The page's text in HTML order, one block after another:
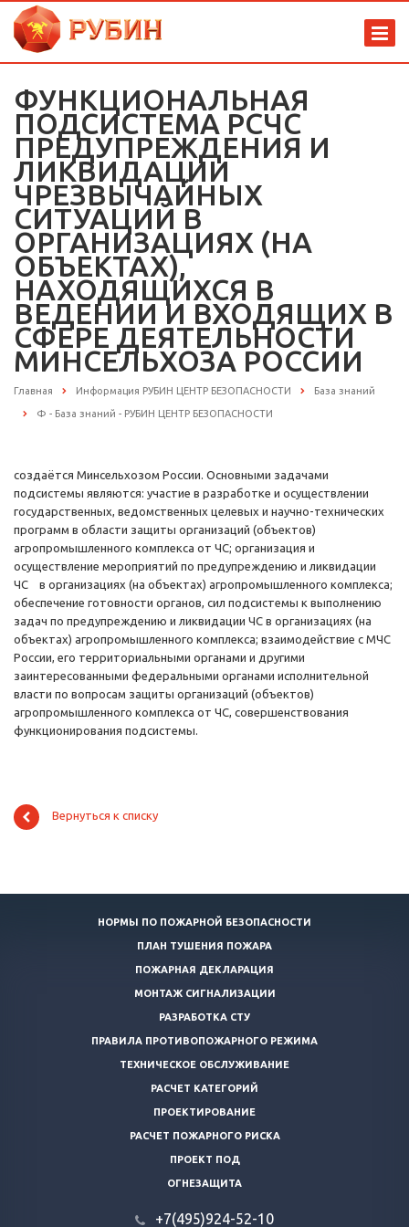
ФУНКЦИОНАЛЬНАЯ
ПОДСИСТЕМА РСЧС
ПРЕДУПРЕЖДЕНИЯ И
ЛИКВИДАЦИИ
ЧРЕЗВЫЧАЙНЫХ
СИТУАЦИЙ В
ОРГАНИЗАЦИЯХ (НА
ОБЪЕКТАХ),
НАХОДЯЩИХСЯ В
ВЕДЕНИИ И ВХОДЯЩИХ В
СФЕРЕ ДЕЯТЕЛЬНОСТИ
МИНСЕЛЬХОЗА РОССИИ
Главная Информация РУБИН ЦЕНТР БЕЗОПАСНОСТИ База знаний
Ф - База знаний - РУБИН ЦЕНТР БЕЗОПАСНОСТИ
создаётся Минсельхозом России. Основными задачами
подсистемы являются: участие в разработке и осуществлении
государственных, ведомственных целевых и научно-технических
программ в области защиты организаций (объектов)
агропромышленного комплекса от ЧС; организация и
осуществление мероприятий по предупреждению и ликвидации
ЧС в организациях (на объектах) агропромышленного комплекса;
обеспечение готовности органов, сил подсистемы к выполнению
задач по предупреждению и ликвидации ЧС в организациях (на
объектах) агропромышленного комплекса; взаимодействие с МЧС
России, его территориальными органами и другими
заинтересованными федеральными органами исполнительной
власти по вопросам защиты организаций (объектов)
агропромышленного комплекса от ЧС, совершенствования
функционирования подсистемы.
Вернуться к списку
НОРМЫ ПО ПОЖАРНОЙ БЕЗОПАСНОСТИ
ПЛАН ТУШЕНИЯ ПОЖАРА
ПОЖАРНАЯ ДЕКЛАРАЦИЯ
МОНТАЖ СИГНАЛИЗАЦИИ
РАЗРАБОТКА СТУ
ПРАВИЛА ПРОТИВОПОЖАРНОГО РЕЖИМА
ТЕХНИЧЕСКОЕ ОБСЛУЖИВАНИЕ
РАСЧЕТ КАТЕГОРИЙ
ПРОЕКТИРОВАНИЕ
РАСЧЕТ ПОЖАРНОГО РИСКА
ПРОЕКТ ПОД
ОГНЕЗАЩИТА
+7(495)924-52-10